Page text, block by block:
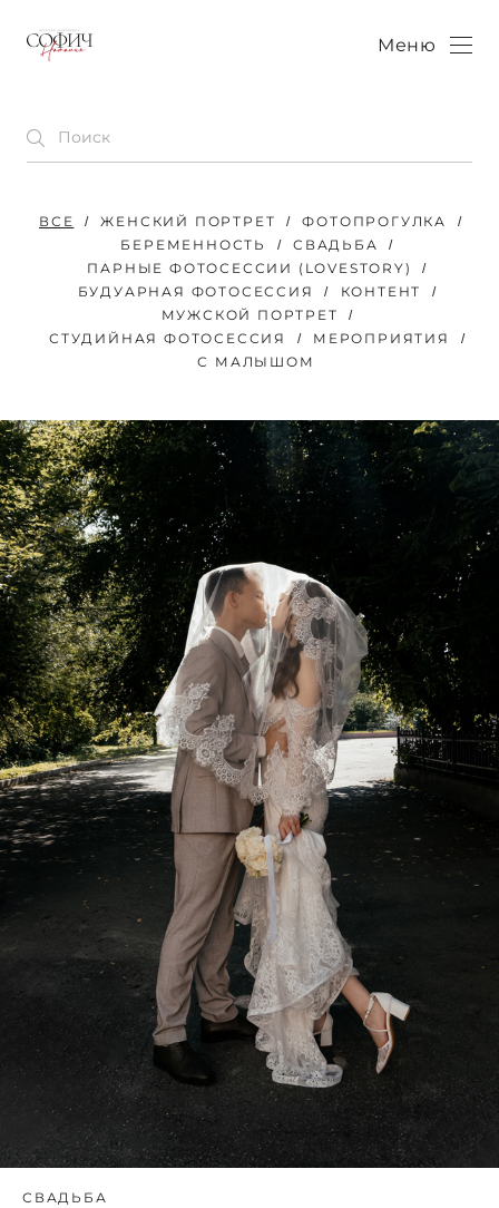
Меню
ВСЕ ЖЕНСКИЙ ПОРТРЕТ
ФОТОПРОГУЛКА
БЕРЕМЕННОСТЬ
СВАДЬБА
ПАРНЫЕ ФОТОСЕССИИ (LOVESTORY)
БУДУАРНАЯ ФОТОСЕССИЯ
КОНТЕНТ
МУЖСКОЙ ПОРТРЕТ
СТУДИЙНАЯ ФОТОСЕССИЯ
МЕРОПРИЯТИЯ
С МАЛЫШОМ
СВАДЬБА